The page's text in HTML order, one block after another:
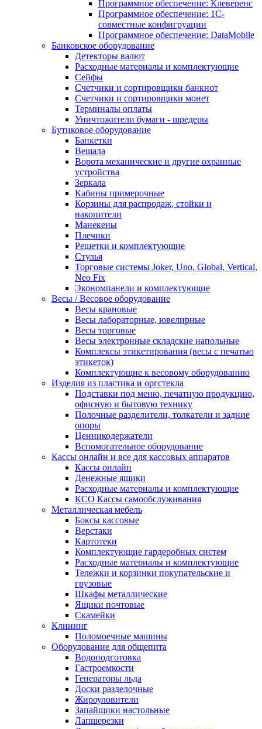
Программное обеспечение: Клеверенс
Программное обеспечение: 1С-
совместные конфигруации
Программное обеспечение: DataMobile
Банковское оборудование
Детекторы валют
Расходные материалы и комплектующие
Сейфы
Счетчики и сортировщики банкнот
Счетчики и сортировщики монет
Терминалы оплаты
Уничтожители бумаги - шредеры
Бутиковое оборудование
Банкетки
Вешала
Ворота механические и другие охранные
устройства
Зеркала
Кабины примерочные
Корзины для распродаж, стойки и
накопители
Манекены
Плечики
Решетки и комплектующие
Стулья
Торговые системы Joker, Uno, Global, Vertical,
Neo Fix
Экономпанели и комплектующие
Весы / Весовое оборудование
Весы крановые
Весы лабораторные, ювелирные
Весы торговые
Весы электронные складские напольные
Комплексы этикетирования (весы с печатью
этикеток)
Комплектующие к весовому оборудованию
Изделия из пластика и оргстекла
Подставки под меню, печатную продукцию,
офисную и бытовую технику
Полочные разделители, толкатели и задние
опоры
Ценникодержатели
Вспомогательное оборудование
Кассы онлайн и все для кассовых аппаратов
Кассы онлайн
Денежные ящики
Расходные материалы и комплектующие
КСО Кассы самообслуживания
Металлическая мебель
Боксы кассовые
Верстаки
Картотеки
Комплектующие гардеробных систем
Расходные материалы и комплектующие
Тележки и корзинки покупательские и
грузовые
Шкафы металлические
Ящики почтовые
Скамейки
Клининг
Поломоечные машины
Оборудование для общепита
Водоподготовка
Гастроемкости
Генераторы льда
Доски разделочные
Жироуловители
Запайщики настольные
Лапшерезки